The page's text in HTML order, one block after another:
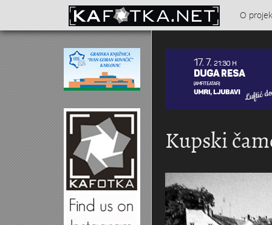
Skoči na glavni sadržaj
O
Kupski